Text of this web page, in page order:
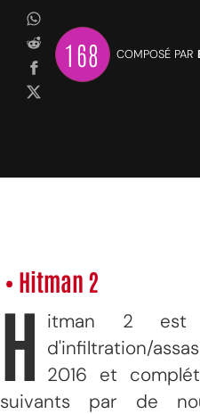
168 COMPOSÉ PAR
• Hitman 2
H itman 2
d'infiltration/
2016 et
suivants par de